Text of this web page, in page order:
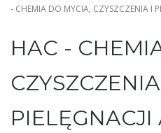
- CHEMIA DO MYCIA, CZYSZCZENIA I
HAC -
PIELĘGNACJI